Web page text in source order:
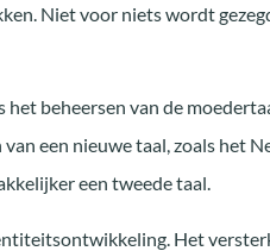
Niet voor niets wordt
beheersen van de
een nieuwe taal, zoals het
een tweede taal.
Het